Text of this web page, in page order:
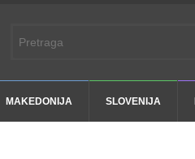
MAKEDONIJA SLOVENIJA